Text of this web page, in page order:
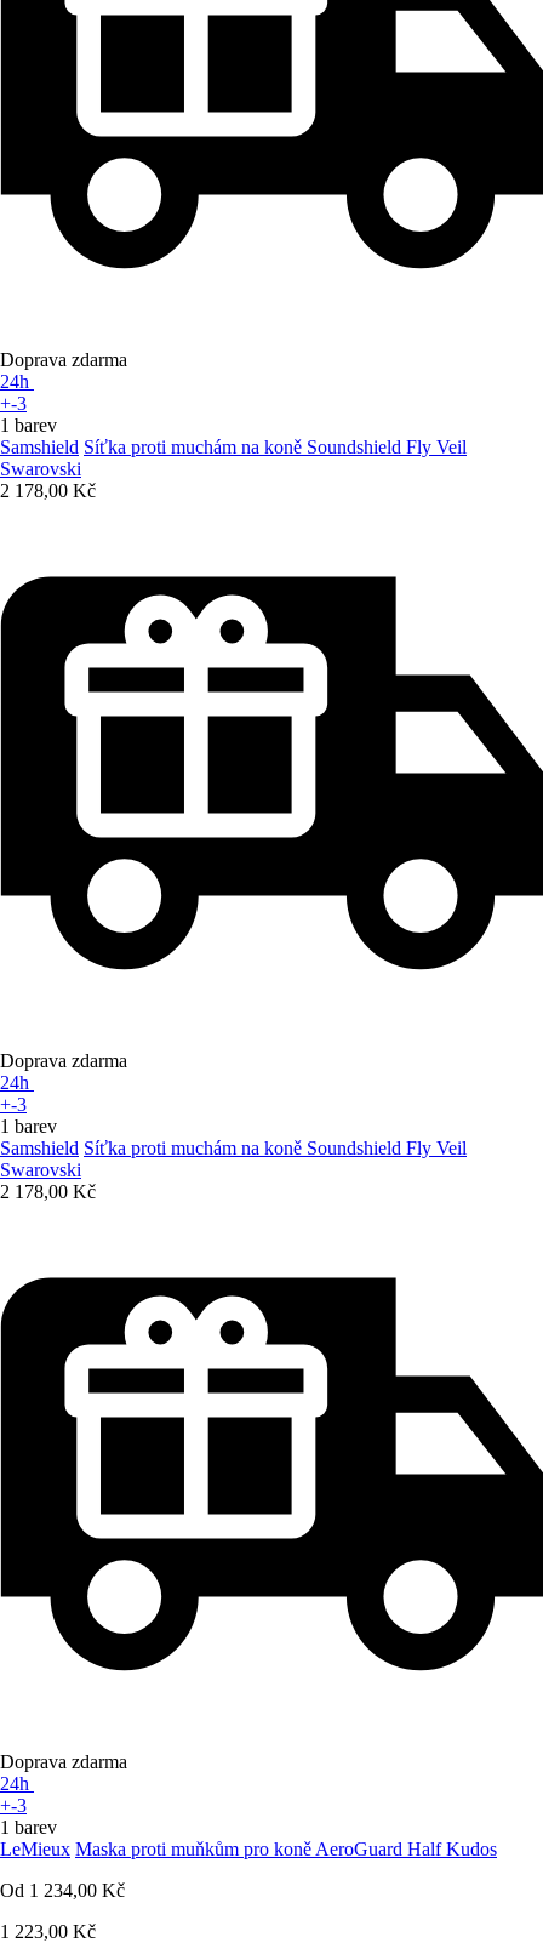
Doprava zdarma
24h
+-3
1 barev
Samshield Síťka proti muchám na koně Soundshield Fly Veil
Swarovski
2 178,00 Kč
Doprava zdarma
24h
+-3
1 barev
Samshield Síťka proti muchám na koně Soundshield Fly Veil
Swarovski
2 178,00 Kč
Doprava zdarma
24h
+-3
1 barev
LeMieux Maska proti muňkům pro koně AeroGuard Half Kudos
Od 1 234,00 Kč
1 223,00 Kč